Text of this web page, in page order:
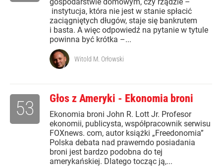
instytucja, która nie jest w stanie spłacić
zaciągniętych długów, staje się bankrutem
i basta. A więc odpowiedź na pytanie w tytule
powinna być krótka –...
Witold M. Orłowski
Głos z Ameryki - Ekonomia broni
Ekonomia broni John R. Lott Jr. Profesor
ekonomii, publicysta, współpracownik serwisu
FOXnews. com, autor książki „Freedonomia”
Polska debata nad prawemdo posiadania
broni jest bardzo podobna do tej
amerykańskiej. Dlatego tocząc ją,...
53